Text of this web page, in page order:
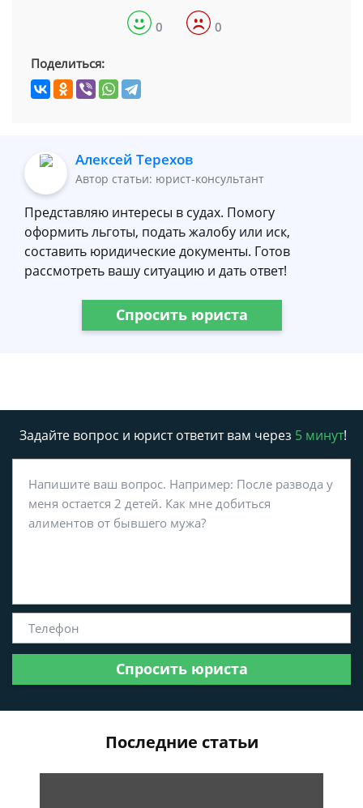
0 0
Поделиться:
Алексей Терехов
Автор статьи: юрист-консультант
Представляю интересы в судах. Помогу
оформить льготы, подать жалобу или иск,
составить юридические документы. Готов
рассмотреть вашу ситуацию и дать ответ!
Спросить юриста
Задайте вопрос и юрист ответит вам через 5 минут!
Спросить юриста
Последние статьи